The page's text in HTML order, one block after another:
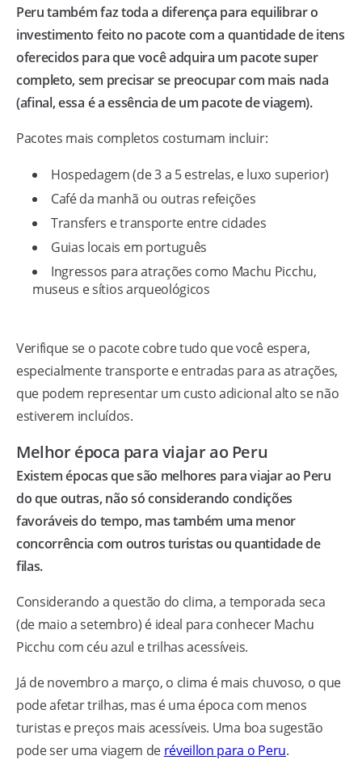
Peru também faz toda a diferença para equilibrar o
investimento feito no pacote com a quantidade de itens
oferecidos para que você adquira um pacote super
completo, sem precisar se preocupar com mais nada
(afinal, essa é a essência de um pacote de viagem).
Pacotes mais completos costumam incluir:
Hospedagem (de 3 a 5 estrelas, e luxo superior)
Café da manhã ou outras refeições
Transfers e transporte entre cidades
Guias locais em português
Ingressos para atrações como Machu Picchu,
museus e sítios arqueológicos
Verifique se o pacote cobre tudo que você espera,
especialmente transporte e entradas para as atrações,
que podem representar um custo adicional alto se não
estiverem incluídos.
Melhor época para viajar ao Peru
Existem épocas que são melhores para viajar ao Peru
do que outras, não só considerando condições
favoráveis do tempo, mas também uma menor
concorrência com outros turistas ou quantidade de
filas.
Considerando a questão do clima, a temporada seca
(de maio a setembro) é ideal para conhecer Machu
Picchu com céu azul e trilhas acessíveis.
Já de novembro a março, o clima é mais chuvoso, o que
pode afetar trilhas, mas é uma época com menos
turistas e preços mais acessíveis. Uma boa sugestão
pode ser uma viagem de réveillon para o Peru.